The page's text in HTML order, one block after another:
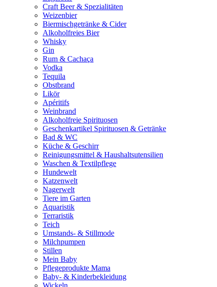
Craft Beer & Spezialitäten
Weizenbier
Biermischgetränke & Cider
Alkoholfreies Bier
Whisky
Gin
Rum & Cachaça
Vodka
Tequila
Obstbrand
Likör
Apéritifs
Weinbrand
Alkoholfreie Spirituosen
Geschenkartikel Spirituosen & Getränke
Bad & WC
Küche & Geschirr
Reinigungsmittel & Haushaltsutensilien
Waschen & Textilpflege
Hundewelt
Katzenwelt
Nagerwelt
Tiere im Garten
Aquaristik
Terraristik
Teich
Umstands- & Stillmode
Milchpumpen
Stillen
Mein Baby
Pflegeprodukte Mama
Baby- & Kinderbekleidung
Wickeln